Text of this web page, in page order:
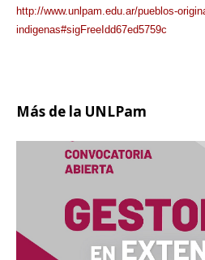
http://www.unlpam.edu.ar/pueblos-
indigenas#sigFreeIdd67ed5759c
Más de la UNLPam